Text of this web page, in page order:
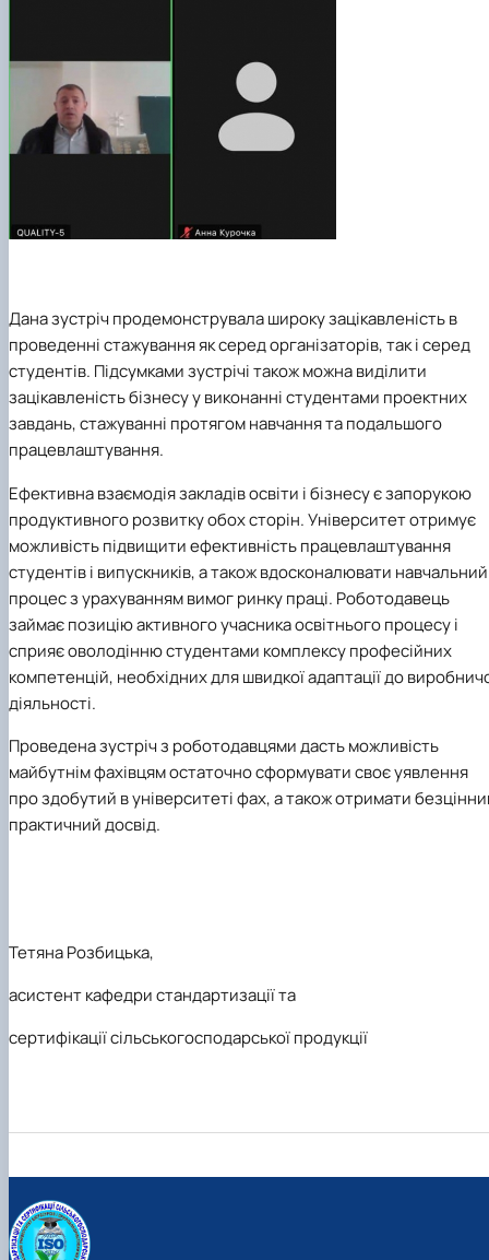
Дана зустріч продемонструвала широку зацікавленість в
проведенні стажування як серед організаторів, так і серед
студентів. Підсумками зустрічі також можна виділити
зацікавленість бізнесу у виконанні студентами проектних
завдань, стажуванні протягом навчання та подальшого
працевлаштування.
Ефективна взаємодія закладів освіти і бізнесу є запорукою
продуктивного розвитку обох сторін. Університет отримує
можливість підвищити ефективність працевлаштування
студентів і випускників, а також вдосконалювати навчальний
процес з урахуванням вимог ринку праці. Роботодавець
займає позицію активного учасника освітнього процесу і
сприяє оволодінню студентами комплексу професійних
компетенцій, необхідних для швидкої адаптації до
діяльності.
Проведена зустріч з роботодавцями дасть можливість
майбутнім фахівцям остаточно сформувати своє уявлення
про здобутий в університеті фах, а також отримати
практичний досвід.
Тетяна Розбицька,
асистент кафедри стандартизації та
сертифікації сільськогосподарської продукції